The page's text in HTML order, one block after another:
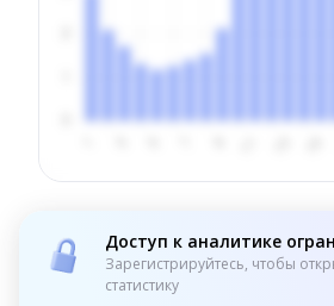
Доступ к аналитике
Зарегистрируйтесь, чтобы
статистику